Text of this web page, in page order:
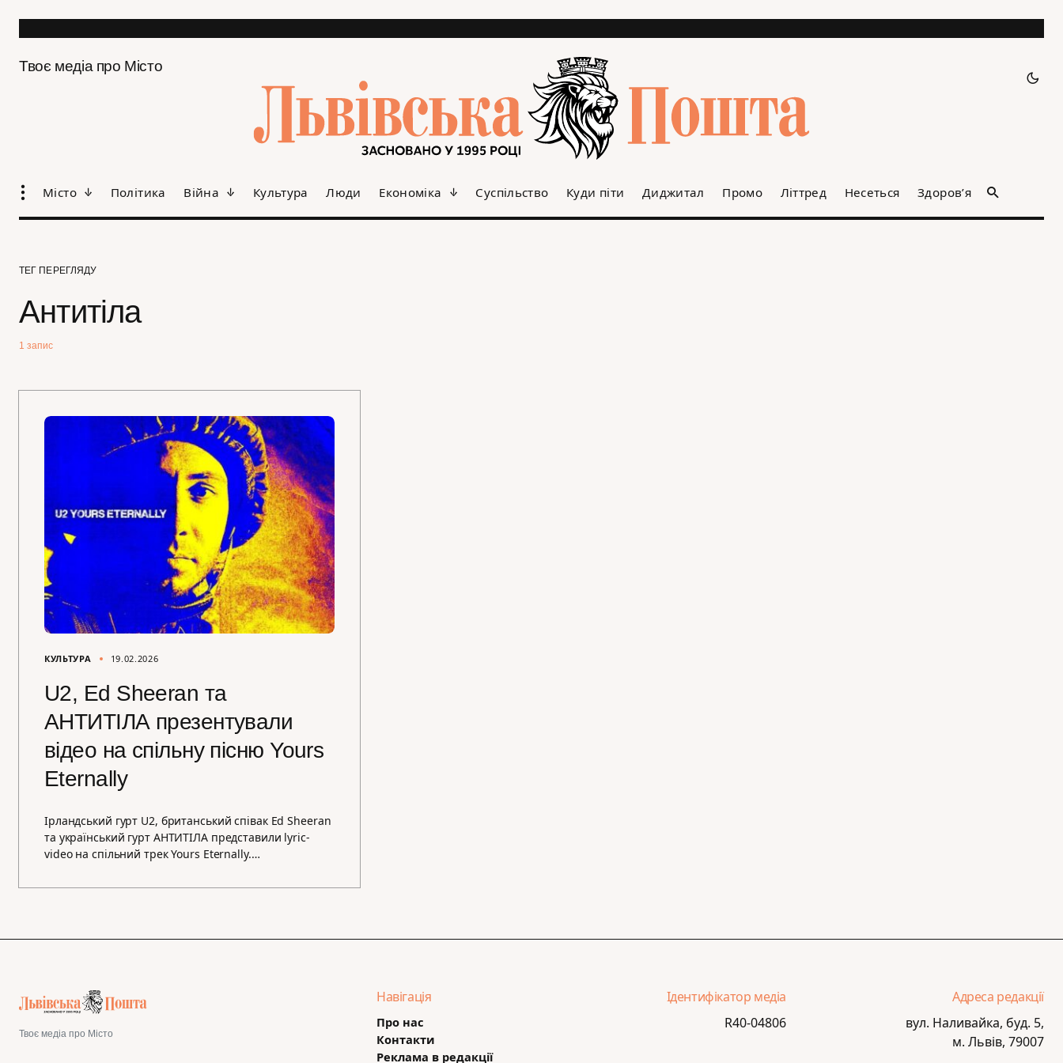
Твоє медіа про Місто
Місто Політика Війна Культура Люди Економіка Суспільство Куди піти Диджитал Промо Літтред Несеться Здоров’я
ТЕГ ПЕРЕГЛЯДУ
Антитіла
1 запис
КУЛЬТУРА 19.02.2026
U2, Ed Sheeran та
АНТИТІЛА презентували
відео на спільну пісню Yours
Eternally
Ірландський гурт U2, британський співак Ed Sheeran
та український гурт АНТИТІЛА представили lyric-
video на спільний трек Yours Eternally.…
Твоє медіа про Місто
Навігація
Про нас
Контакти
Реклама в редакції
Ідентифікатор медіа
R40-04806
Адреса редакції
вул. Наливайка, буд. 5,
м. Львів, 79007